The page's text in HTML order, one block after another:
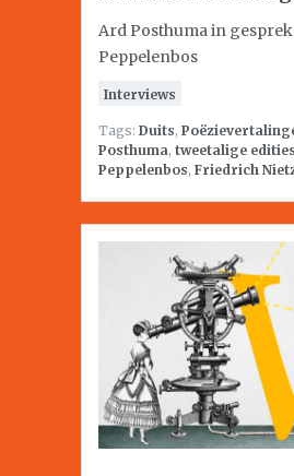
Ard Posthuma in
Peppelenbos
Interviews
Tags: Duits,
Posthuma, tweetalige edities
Peppelenbos, Friedrich